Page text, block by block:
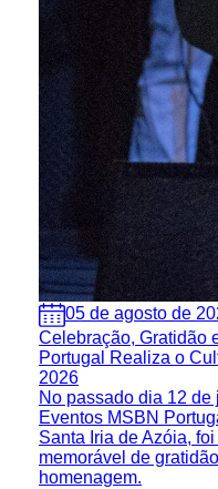
05 de agosto de
Celebração, Gratidão
Portugal Realiza o
2026
No passado dia 12 de
Eventos MSBN
Santa Iria de Azóia,
memorável de
homenagem.